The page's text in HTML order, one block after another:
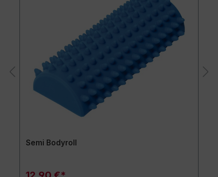
Semi Bodyroll